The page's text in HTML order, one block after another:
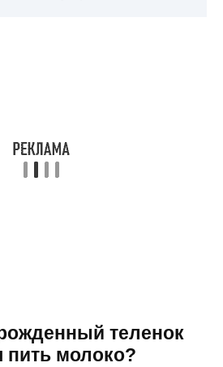
теленок
пить молоко?